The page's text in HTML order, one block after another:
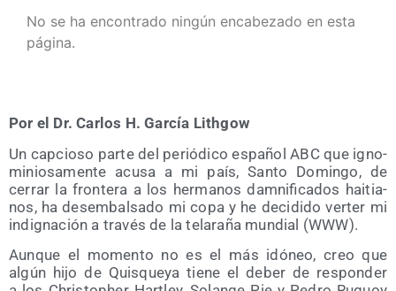
No se ha encontrado ningún encabezado en esta
página.
Por el Dr. Car­los H. Gar­cía Lithgow
Un cap­cio­so par­te del perió­di­co espa­ñol ABC que igno­
mi­nio­sa­men­te acu­sa a mi país, San­to Domin­go, de
cerrar la fron­te­ra a los her­ma­nos dam­ni­fi­ca­dos hai­tia­
nos, ha des­em­bal­sa­do mi copa y he deci­di­do ver­ter mi
indig­na­ción a tra­vés de la tela­ra­ña mun­dial (WWW).
Aun­que el momen­to no es el más idó­neo, creo que
algún hijo de Quis­que­ya tie­ne el deber de res­pon­der